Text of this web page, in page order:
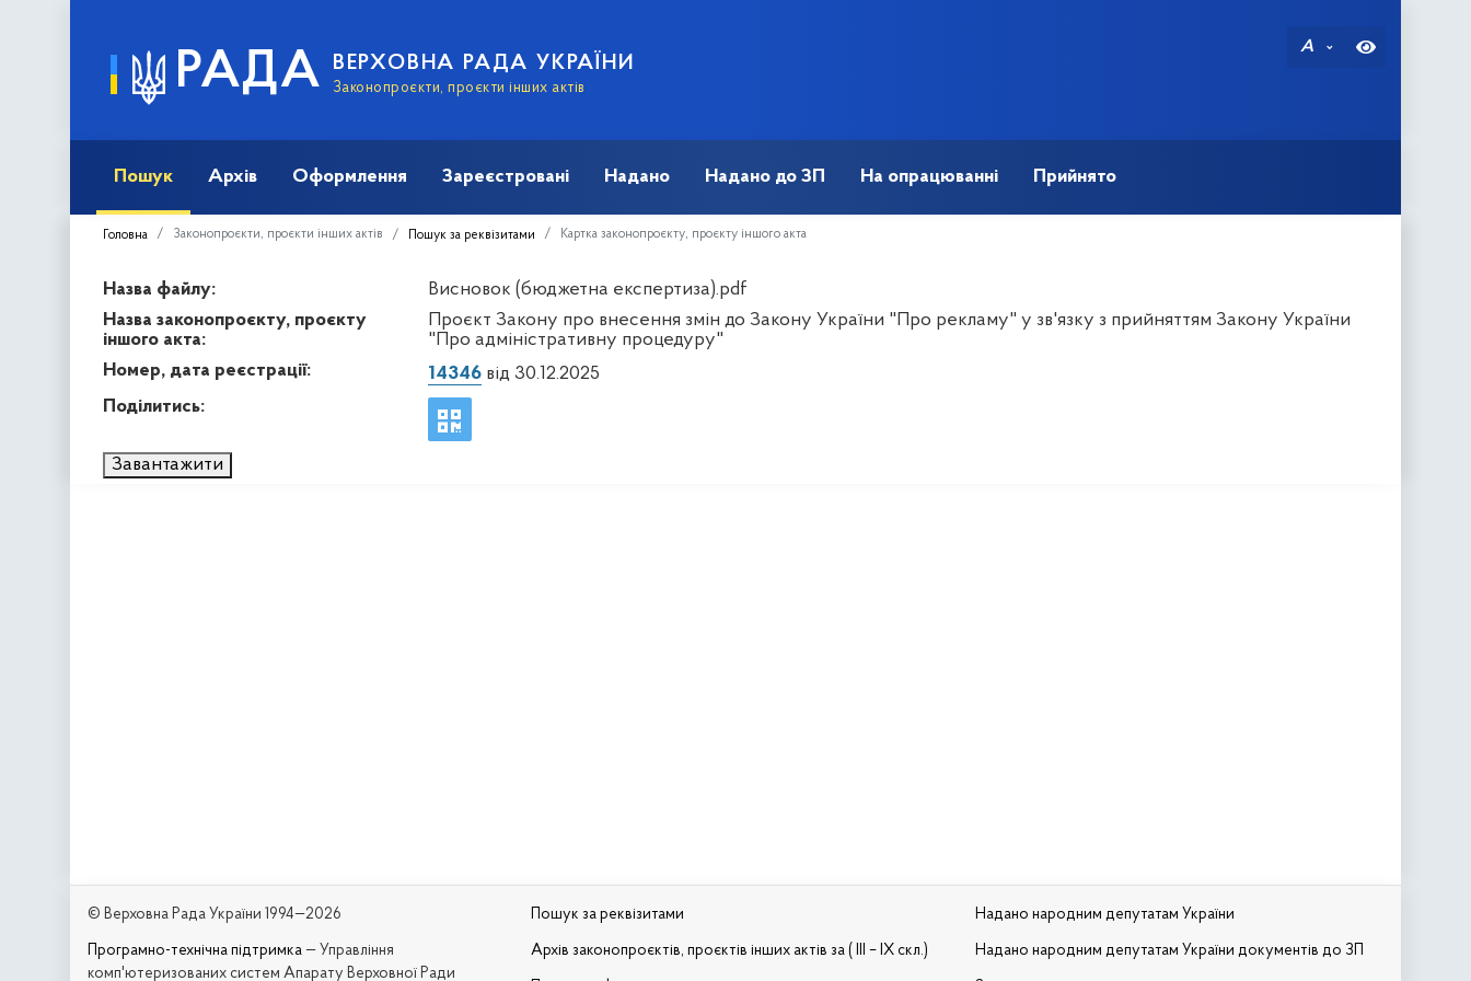
РАДА ВЕРХОВНА РАДА УКРАЇНИ
Законопроєкти, проєкти інших актів
A
Пошук Архів Оформлення Зареєстровані Надано Надано до ЗП На опрацюванні Прийнято
Головна Законопроєкти, проєкти інших актів Пошук за реквізитами Картка законопроєкту, проєкту іншого акта
Назва файлу:
Висновок (бюджетна експертиза).pdf
Назва законопроєкту, проєкту
іншого акта:
Проєкт Закону про внесення змін до Закону України "Про рекламу" у зв'язку з прийняттям Закону України
"Про адміністративну процедуру"
Номер, дата реєстрації:
14346від 30.12.2025
Поділитись:
Завантажити
© Верховна Рада України 1994—2026
Програмно-технічна підтримка — Управління
комп'ютеризованих систем Апарату Верховної Ради
Пошук за реквізитами
Архів законопроєктів, проєктів інших актів за ( III – IX скл.)
Надано народним депутатам України
Надано народним депутатам України документів до ЗП